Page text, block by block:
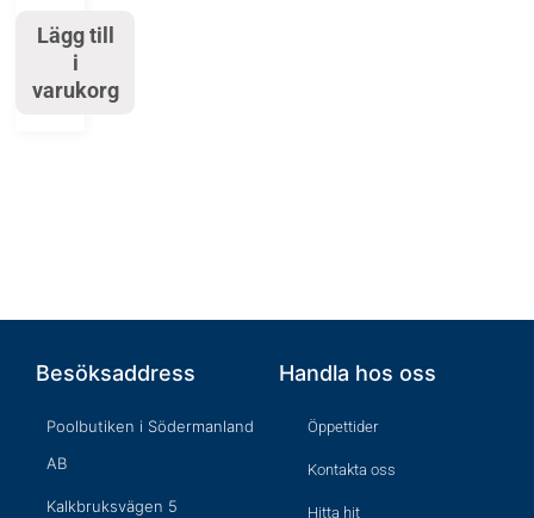
Lägg till
i
varukorg
Besöksaddress
Poolbutiken i Södermanland
AB
Kalkbruksvägen 5
Handla hos oss
Öppettider
Kontakta oss
Hitta hit